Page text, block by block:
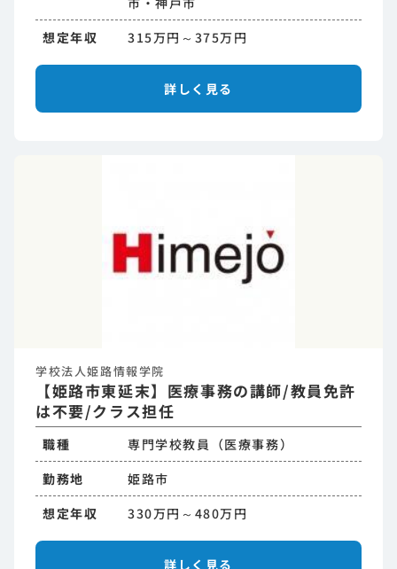
想定年収
315万円～375万円
詳しく見る
学校法人姫路情報学院
【姫路市東延末】医療事務の講師/教員免許
は不要/クラス担任
職種
専門学校教員（医療事務）
勤務地
姫路市
想定年収
330万円～480万円
詳しく見る